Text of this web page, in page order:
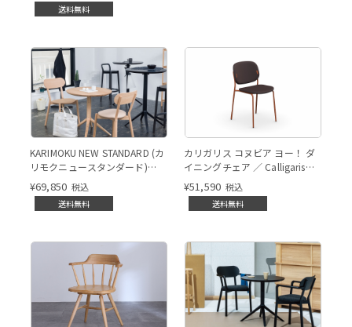
送料無料
KARIMOKU NEW STANDARD (カ
リモクニュースタンダード)
CASTOR（キャストール）チェ
ア プラス
¥69,850 税込
送料無料
カリガリス コヌビア ヨー！ ダ
イニングチェア ／ Calligaris
YO! Dining chair[CB1986-N]
¥51,590 税込
送料無料